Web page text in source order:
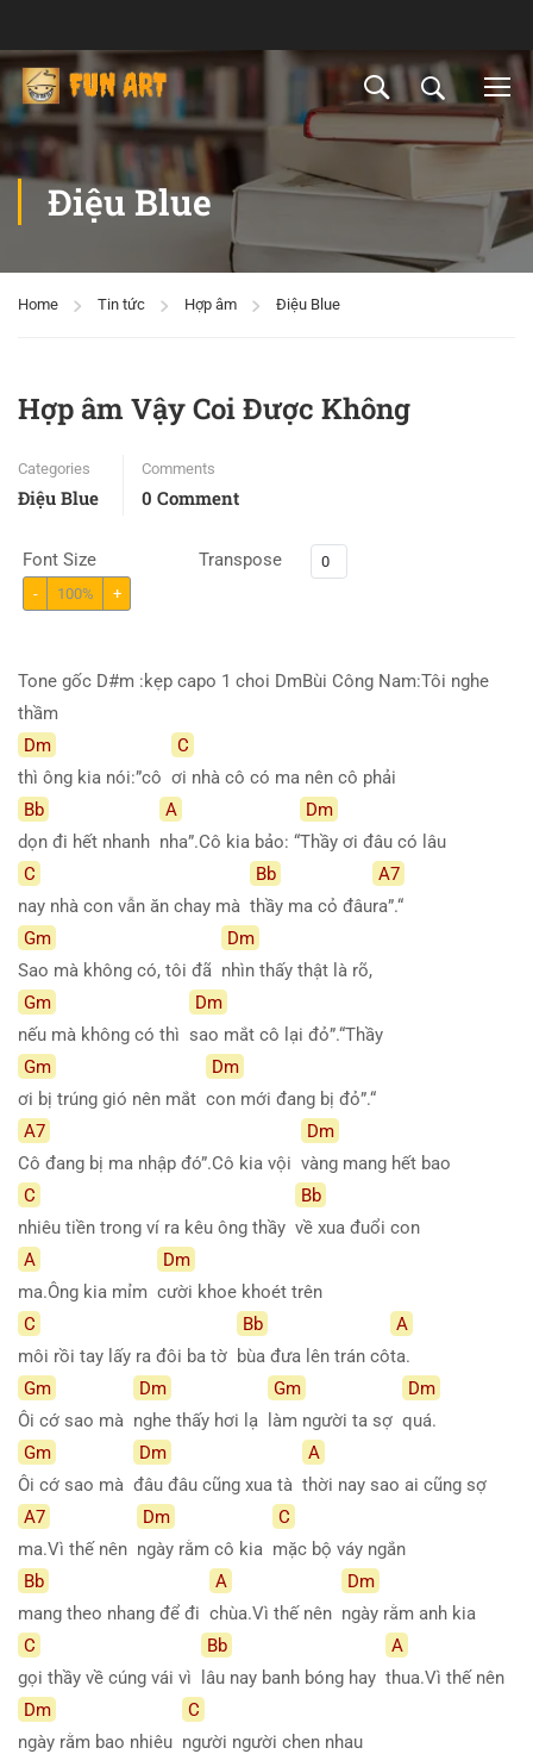
Điệu Blue
Home Tin tức Hợp âm Điệu Blue
Hợp âm Vậy Coi Được Không
Categories
Điệu Blue
Comments
0 Comment
Font Size
- 100% +
Transpose
Tone gốc D#m :kẹp capo 1 choi DmBùi Công Nam:Tôi nghe
thầm
Dm
thì ông kia nói:”cô
C
ơi nhà cô có ma nên cô phải
Bb
dọn đi hết nhanh
A
nha”.Cô kia bảo: “
Dm
Thầy ơi đâu có lâu
C
nay nhà con vẫn ăn chay mà
Bb
thầy ma cỏ đâu
A7
ra”.“
Gm
Sao mà không có, tôi đã
Dm
nhìn thấy thật là rõ,
Gm
nếu mà không có thì
Dm
sao mắt cô lại đỏ”.“Thầy
Gm
ơi bị trúng gió nên mắt
Dm
con mới đang bị đỏ”.“
A7
Cô đang bị ma nhập đó”.Cô kia vội
Dm
vàng mang hết bao
C
nhiêu tiền trong ví ra kêu ông thầy
Bb
về xua đuổi con
A
ma.Ông kia mỉm
Dm
cười khoe khoét trên
C
môi rồi tay lấy ra đôi ba tờ
Bb
bùa đưa lên trán cô
A
ta.
Gm
Ôi cớ sao mà
Dm
nghe thấy hơi lạ
Gm
làm người ta sợ
Dm
quá.
Gm
Ôi cớ sao mà
Dm
đâu đâu cũng xua tà
A
thời nay sao ai cũng sợ
A7
ma.Vì thế nên
Dm
ngày rằm cô kia
C
mặc bộ váy ngắn
Bb
mang theo nhang để đi
A
chùa.Vì thế nên
Dm
ngày rằm anh kia
C
gọi thầy về cúng vái vì
Bb
lâu nay banh bóng hay
A
thua.Vì thế nên
Dm
ngày rằm bao nhiêu
C
người người chen nhau